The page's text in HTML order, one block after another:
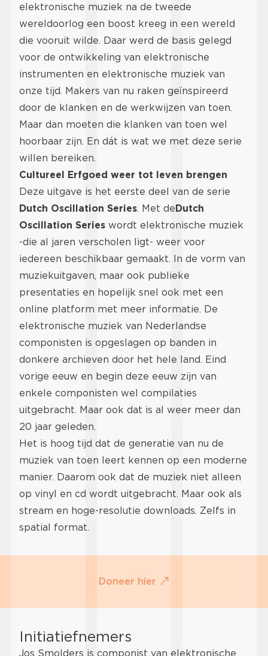
elektronische muziek na de tweede
wereldoorlog een boost kreeg in een wereld
die vooruit wilde. Daar werd de basis gelegd
voor de ontwikkeling van elektronische
instrumenten en elektronische muziek van
onze tijd. Makers van nu raken geïnspireerd
door de klanken en de werkwijzen van toen.
Maar dan moeten die klanken van toen wel
hoorbaar zijn. En dát is wat we met deze serie
willen bereiken.
Cultureel Erfgoed weer tot leven brengen
Deze uitgave is het eerste deel van de serie
Dutch Oscillation Series. Met deDutch
Oscillation Series wordt elektronische muziek
-die al jaren verscholen ligt- weer voor
iedereen beschikbaar gemaakt. In de vorm van
muziekuitgaven, maar ook publieke
presentaties en hopelijk snel ook met een
online platform met meer informatie. De
elektronische muziek van Nederlandse
componisten is opgeslagen op banden in
donkere archieven door het hele land. Eind
vorige eeuw en begin deze eeuw zijn van
enkele componisten wel compilaties
uitgebracht. Maar ook dat is al weer meer dan
20 jaar geleden.
Het is hoog tijd dat de generatie van nu de
muziek van toen leert kennen op een moderne
manier. Daarom ook dat de muziek niet alleen
op vinyl en cd wordt uitgebracht. Maar ook als
stream en hoge-resolutie downloads. Zelfs in
spatial format.
Doneer hier
Initiatiefnemers
Jos Smolders is componist van elektronische